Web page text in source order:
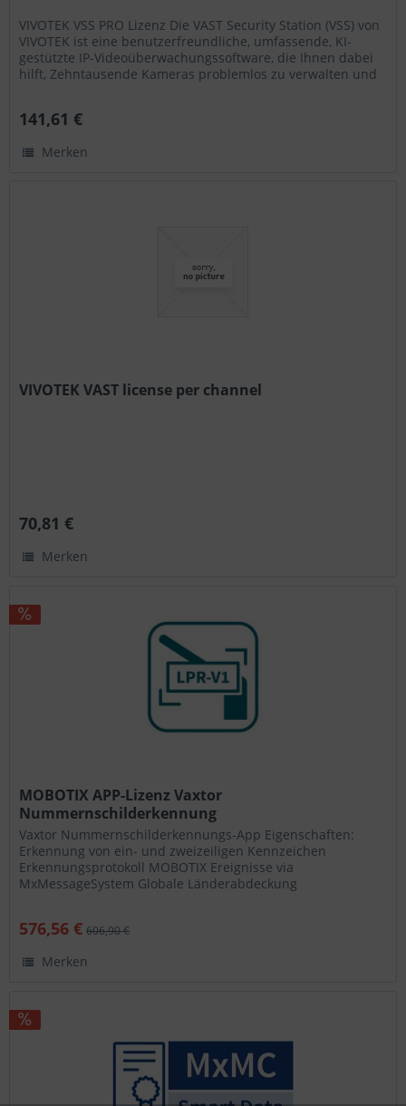
VIVOTEK VSS PRO Lizenz Die VAST Security Station (VSS) von
VIVOTEK ist eine benutzerfreundliche, umfassende, KI-
gestützte IP-Videoüberwachungssoftware, die Ihnen dabei
hilft, Zehntausende Kameras problemlos zu verwalten und
141,61 €
Merken
VIVOTEK VAST license per channel
70,81 €
Merken
MOBOTIX APP-Lizenz Vaxtor
Nummernschilderkennung
Vaxtor Nummernschilderkennungs-App Eigenschaften:
Erkennung von ein- und zweizeiligen Kennzeichen
Erkennungsprotokoll MOBOTIX Ereignisse via
MxMessageSystem Globale Länderabdeckung
576,56 € 606,90 €
Merken